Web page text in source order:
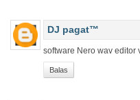
DJ pagat™
software Nero wav editor
Balas